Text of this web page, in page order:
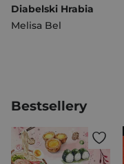
Diabelski Hrabia
Melisa Bel
Bestsellery